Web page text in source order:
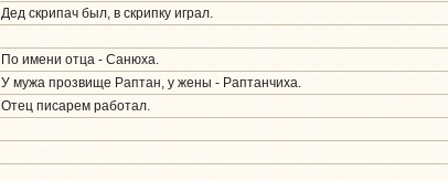
Дед скрипач был, в скрипку играл.
По имени отца - Санюха.
У мужа прозвище Раптан, у жены - Раптанчиха.
Отец писарем работал.